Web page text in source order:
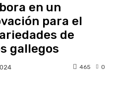
en un
para el
de
gallegos
0
465